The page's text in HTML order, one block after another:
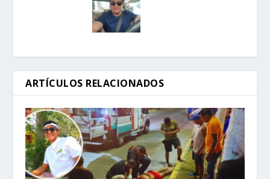
ARTÍCULOS RELACIONADOS